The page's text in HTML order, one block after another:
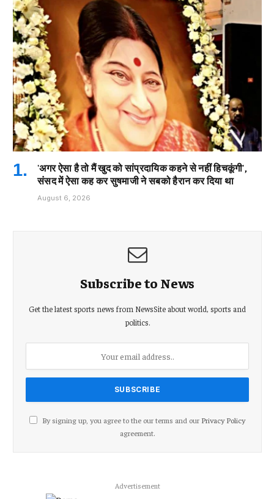
'अगर ऐसा है तो मैं खुद को सांप्रदायिक कहने से नहीं हिचकूंगी',
संसद में ऐसा कह कर सुषमाजी ने सबको हैरान कर दिया था
August 6, 2026
Subscribe to News
Get the latest sports news from NewsSite about world, sports and
politics.
By signing up, you agree to the our terms and our Privacy Policy
agreement.
Advertisement